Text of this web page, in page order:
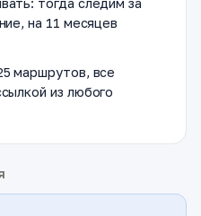
тогда следим за
на 11 месяцев
маршрутов, все
из любого